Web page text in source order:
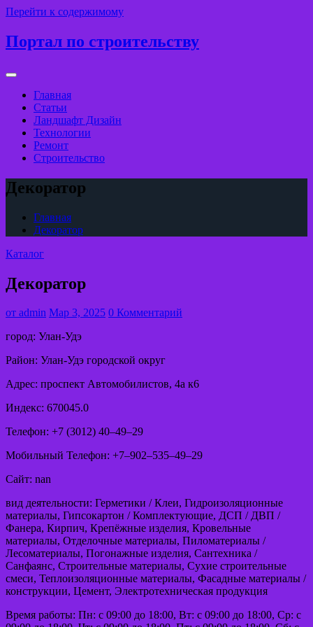
Перейти к содержимому
Портал по строительству
Главная
Статьи
Ландшафт Дизайн
Технологии
Ремонт
Строительство
Декоратор
Главная
Декоратор
Каталог
Декоратор
от admin Мар 3, 2025 0 Комментарий
город: Улан-Удэ
Район: Улан-Удэ городской округ
Адрес: проспект Автомобилистов, 4а к6
Индекс: 670045.0
Телефон: +7 (3012) 40‒49‒29
Мобильный Телефон: +7‒902‒535‒49‒29
Сайт: nan
вид деятельности: Герметики / Клеи, Гидроизоляционные
материалы, Гипсокартон / Комплектующие, ДСП / ДВП /
Фанера, Кирпич, Крепёжные изделия, Кровельные
материалы, Отделочные материалы, Пиломатериалы /
Лесоматериалы, Погонажные изделия, Сантехника /
Санфаянс, Строительные материалы, Сухие строительные
смеси, Теплоизоляционные материалы, Фасадные материалы /
конструкции, Цемент, Электротехническая продукция
Время работы: Пн: с 09:00 до 18:00, Вт: с 09:00 до 18:00, Ср: с